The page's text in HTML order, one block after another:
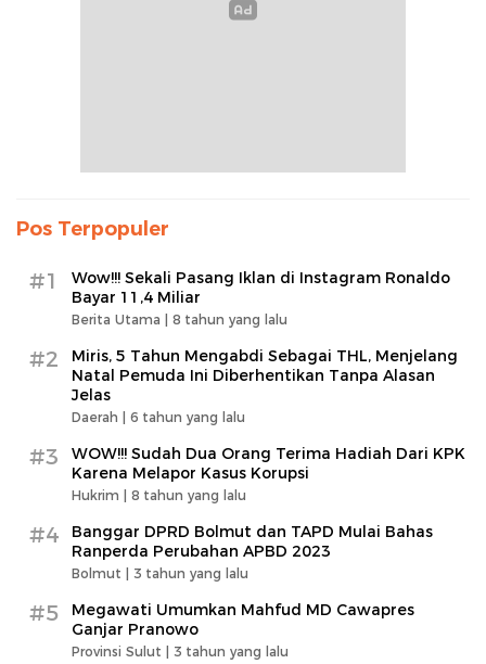
Pos Terpopuler
#1
Wow!!! Sekali Pasang Iklan di Instagram Ronaldo
Bayar 11,4 Miliar
Berita Utama | 8 tahun yang lalu
#2
Miris, 5 Tahun Mengabdi Sebagai THL, Menjelang
Natal Pemuda Ini Diberhentikan Tanpa Alasan
Jelas
Daerah | 6 tahun yang lalu
#3
WOW!!! Sudah Dua Orang Terima Hadiah Dari KPK
Karena Melapor Kasus Korupsi
Hukrim | 8 tahun yang lalu
#4
Banggar DPRD Bolmut dan TAPD Mulai Bahas
Ranperda Perubahan APBD 2023
Bolmut | 3 tahun yang lalu
#5
Megawati Umumkan Mahfud MD Cawapres
Ganjar Pranowo
Provinsi Sulut | 3 tahun yang lalu